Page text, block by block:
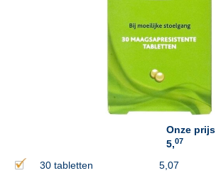
Onze prijs
5,07
30 tabletten 5,07